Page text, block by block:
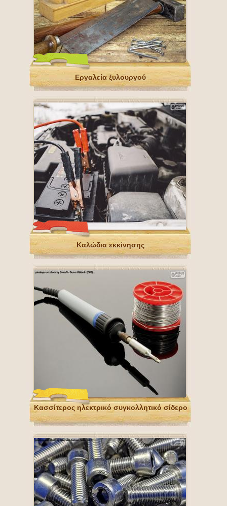
Εργαλεία ξυλουργού
Καλώδια εκκίνησης
Κασσίτερος ηλεκτρικό συγκολλητικό σίδερο